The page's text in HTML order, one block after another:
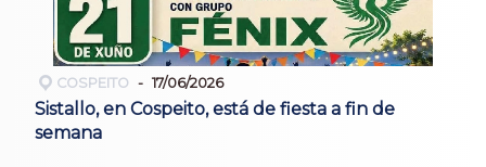
COSPEITO 17/06/2026
Sistallo, en Cospeito, está de fiesta a fin de
semana